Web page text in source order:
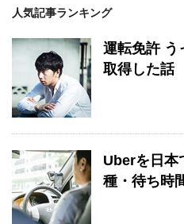
人気記事ランキング
運転免許 う
取得した話
Uberを日本
種・待ち時